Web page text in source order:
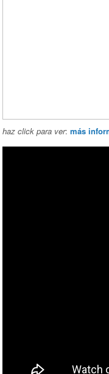
haz click para ver: más